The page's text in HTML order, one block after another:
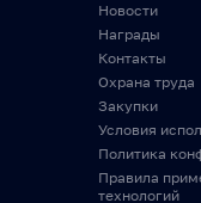
Новости
Награды
Контакты
Охрана труда
Закупки
Условия
Политика
Правила
технологий